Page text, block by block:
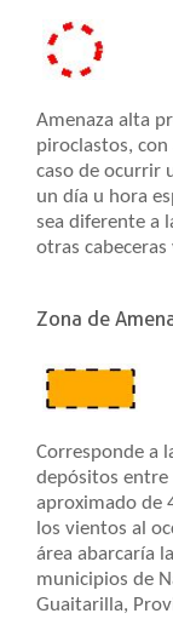
Amenaza alta
piroclastos,
caso de ocurrir
un día u hora
sea diferente a
otras
Zona de
Corresponde a
depósitos entre
aproximado de
los vientos al
área abarcaría
municipios de
Guaitarilla,